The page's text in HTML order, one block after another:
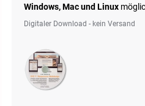
Windows, Mac und Linux
Digitaler Download - kein Versand